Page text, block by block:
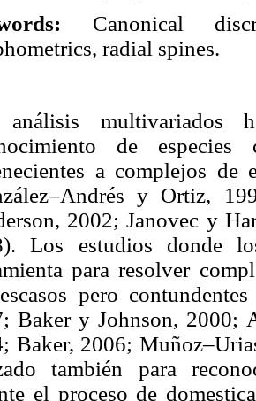
Canonical
radial spines.
multivariados
de
a complejos de
y Ortiz,
2002; Janovec y
Los estudios donde
para resolver
pero
Baker y Johnson, 2000;
Baker, 2006;
también para
el proceso de